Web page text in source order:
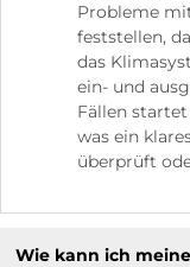
Probleme
feststellen,
das
ein- und
Fällen
was ein
überprüft
Wie kann ich